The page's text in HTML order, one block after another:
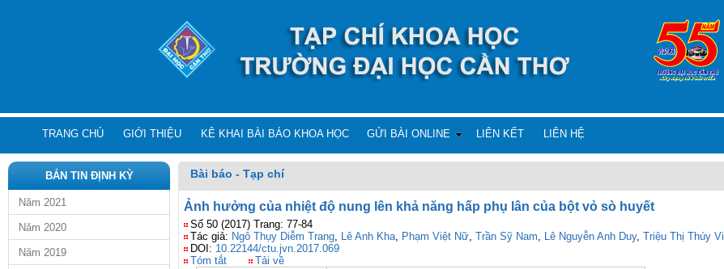
TRANG CHỦ GIỚI THIỆU KÊ KHAI BÀI BÁO KHOA HỌC GỬI BÀI ONLINE LIÊN KẾT LIÊN HỆ
BẢN TIN ĐỊNH KỲ
Năm 2021
Năm 2020
Năm 2019
Bài báo - Tạp chí
Ảnh hưởng của nhiệt độ nung lên khả năng hấp phụ lân của bột vỏ sò huyết
Số 50 (2017) Trang: 77-84
Tác giả: Ngô Thụy Diễm Trang, Lê Anh Kha, Phạm Việt Nữ, Trần Sỹ Nam, Lê Nguyễn Anh Duy, Triệu Thị Thúy Vi
DOI: 10.22144/ctu.jvn.2017.069
Tóm tắt
Tải về